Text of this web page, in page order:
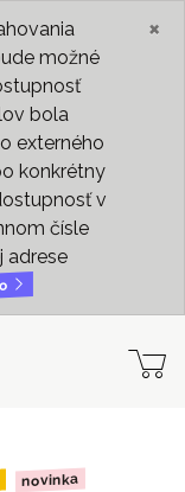
možné
bola
externého
konkrétny
v
čísle
adrese
×
novinka